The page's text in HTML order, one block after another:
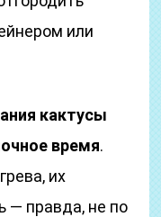
или
кактусы
время.
их
— правда, не по